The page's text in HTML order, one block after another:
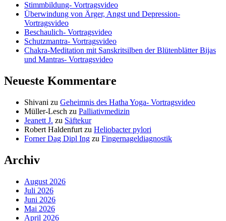
Stimmbildung- Vortragsvideo
Überwindung von Ärger, Angst und Depression-
Vortragsvideo
Beschaulich- Vortragsvideo
Schutzmantra- Vortragsvideo
Chakra-Meditation mit Sanskritsilben der Blütenblätter Bijas
und Mantras- Vortragsvideo
Neueste Kommentare
Shivani zu Geheimnis des Hatha Yoga- Vortragsvideo
Müller-Lesch zu Palliativmedizin
Jeanett J. zu Säftekur
Robert Haldenfurt zu Heliobacter pylori
Forner Dag Dipl Ing zu Fingernageldiagnostik
Archiv
August 2026
Juli 2026
Juni 2026
Mai 2026
April 2026